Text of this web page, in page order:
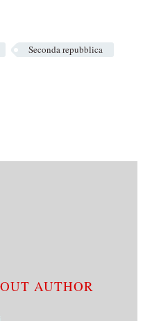
Seconda repubblica
AUTHOR